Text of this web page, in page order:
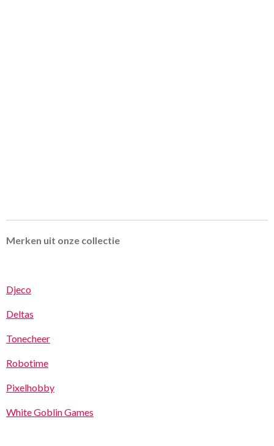
Merken uit onze collectie
Djeco
Deltas
Tonecheer
Robotime
Pixelhobby
White Goblin Games